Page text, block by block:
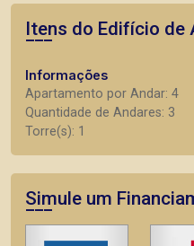
Itens do Edifício de
Informações
Apartamento por Andar: 4
Quantidade de Andares: 3
Torre(s): 1
Simule um